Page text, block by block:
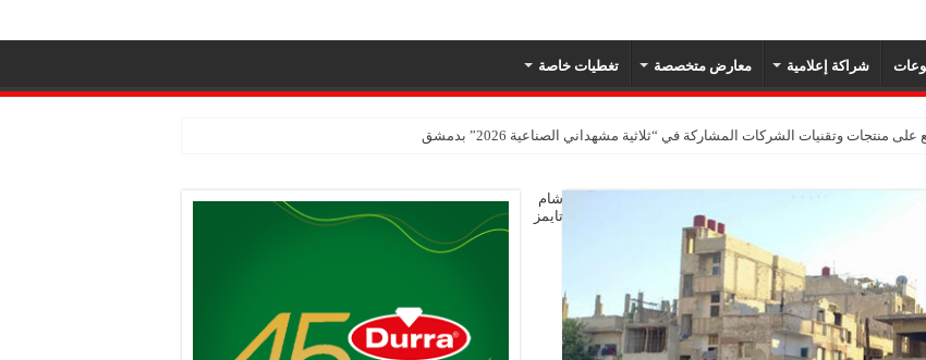
شراكة إعلامية معارض متخصصة تغطيات خاصة
منتجات وتقنيات الشركات المشاركة في “ثلاثية مشهداني الصناعية 2026” بدمشق
شام
تايمز